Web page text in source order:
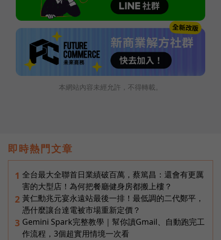
本網站內容未經允許，不得轉載。
即時熱門文章
1 全台最大全聯首日業績破百萬，蔡篤昌：還會有更厲
害的大型店！為何把餐廳健身房都搬上樓？
2 黃仁勳兆元宴永遠站最後一排！最低調的二代鄭平，
憑什麼讓台達電被市場重新定價？
3 Gemini Spark完整教學｜幫你讀Gmail、自動跑完工
作流程，3個超實用情境一次看